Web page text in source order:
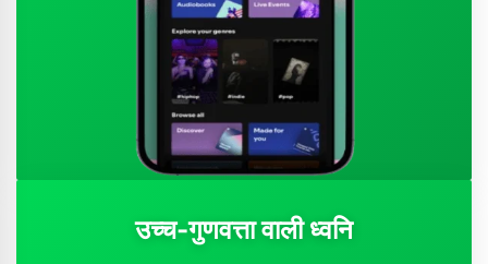
उच्च-गुणवत्ता वाली ध्वनि